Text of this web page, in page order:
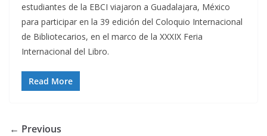
estudiantes de la EBCI viajaron a Guadalajara, México
para participar en la 39 edición del Coloquio Internacional
de Bibliotecarios, en el marco de la XXXIX Feria
Internacional del Libro.
Read More
← Previous